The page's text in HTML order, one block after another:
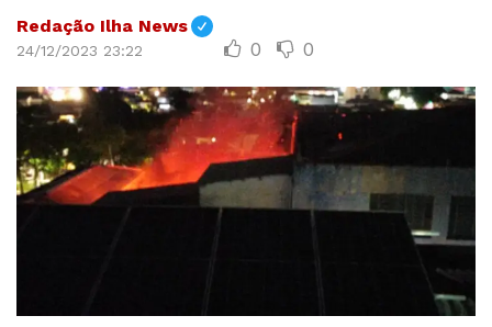
Redação Ilha News
24/12/2023 23:22 0 0